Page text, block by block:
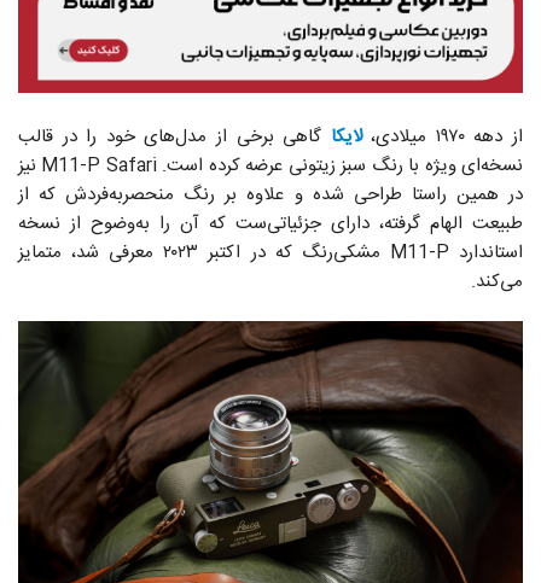
از دهه‌ ۱۹۷۰ میلادی، لایکا گاهی برخی از مدل‌های خود را در قالب
نسخه‌ای ویژه با رنگ سبز زیتونی عرضه کرده است. M11-P Safari نیز
در همین راستا طراحی شده و علاوه بر رنگ منحصربه‌فردش که از
طبیعت الهام گرفته، دارای جزئیاتی‌ست که آن را به‌وضوح از نسخه‌
استاندارد M11-P مشکی‌رنگ که در اکتبر ۲۰۲۳ معرفی شد، متمایز
می‌کند.